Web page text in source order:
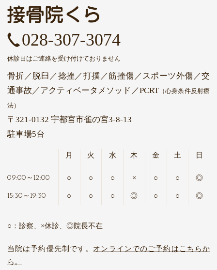
028-307-3074
休診日はご連絡を受け付けておりません
骨折／脱臼／捻挫／打撲／筋挫傷／スポーツ外傷／交
通事故 ／アクティベータメソッド ／PCRT（心身条件反射療
法）
〒321-0132 宇都宮市雀の宮3-8-13
駐車場5台
09:00～12:00
15:30～19:30
月
○
○
火
○
○
水
○
○
木
×
◎
金
○
○
土
○
○
日
◎
◎
○：診察、×休診、◎院長不在
当院は予約優先制です。 オンラインでのご予約はこちらか
ら。